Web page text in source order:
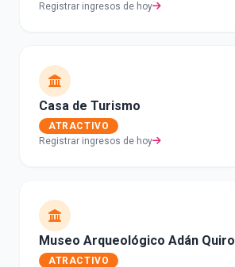
Registrar ingresos de hoy
Casa de Turismo
ATRACTIVO
Registrar ingresos de hoy
Museo Arqueológico Adán
ATRACTIVO